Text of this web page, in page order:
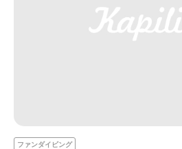
ファンダイビング